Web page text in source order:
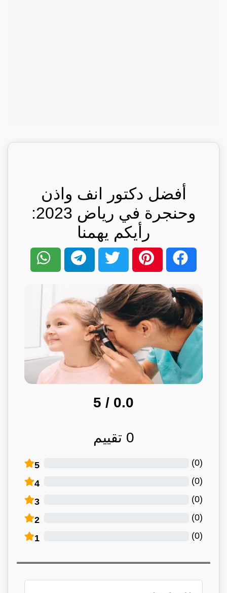
أفضل دكتور انف واذن
وحنجرة في رياض 2023:
رأيكم يهمنا
0.0
/ 5
0 تقييم
5 (
0
)
4 (
0
)
3 (
0
)
2 (
0
)
1 (
0
)